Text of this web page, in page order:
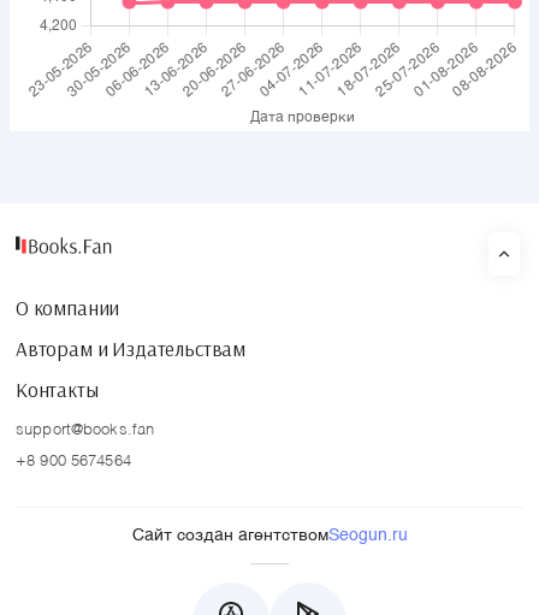
О компании
Авторам и Издательствам
Контакты
support@books.fan
+8 900 5674564
Сайт создан агентствомSeogun.ru